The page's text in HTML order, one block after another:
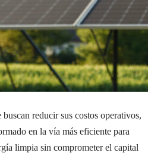
buscan reducir sus costos operativos,
en la vía más eficiente para
limpia sin comprometer el capital